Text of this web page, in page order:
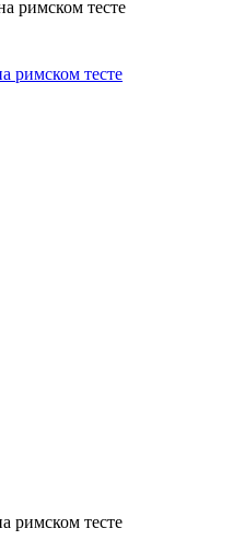
римском тесте
римском тесте
римском тесте